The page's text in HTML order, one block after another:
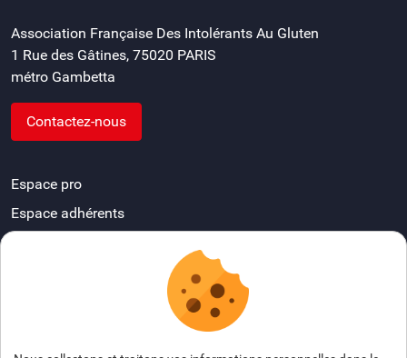
Association Française Des Intolérants Au Gluten
1 Rue des Gâtines, 75020 PARIS
métro Gambetta
Contactez-nous
Espace pro
Espace adhérents
FAQ